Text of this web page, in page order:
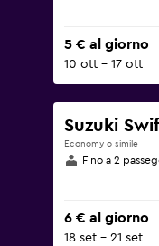
5 € al giorno
10 ott - 17 ott
Suzuki
Economy o simile
Fino a 2
6 € al giorno
18 set - 21 set